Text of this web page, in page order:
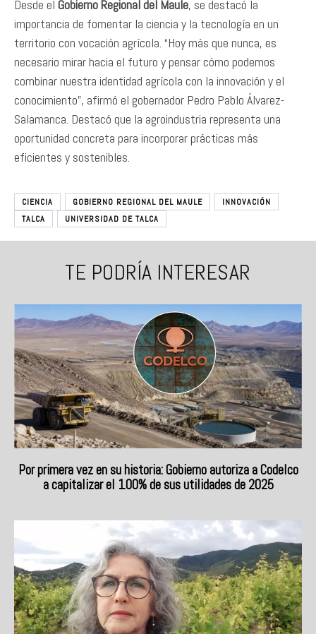
Desde el Gobierno Regional del Maule, se destacó la
importancia de fomentar la ciencia y la tecnología en un
territorio con vocación agrícola. “Hoy más que nunca, es
necesario mirar hacia el futuro y pensar cómo podemos
combinar nuestra identidad agrícola con la innovación y el
conocimiento”, afirmó el gobernador Pedro Pablo Álvarez-
Salamanca. Destacó que la agroindustria representa una
oportunidad concreta para incorporar prácticas más
eficientes y sostenibles.
CIENCIA GOBIERNO REGIONAL DEL MAULE
INNOVACIÓN
TALCA
UNIVERSIDAD DE TALCA
TE PODRÍA INTERESAR
Por primera vez en su historia: Gobierno autoriza a Codelco
a capitalizar el 100% de sus utilidades de 2025